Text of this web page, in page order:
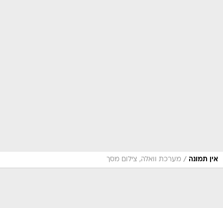
אין תמונה / מערכת וואלה, צילום מסך